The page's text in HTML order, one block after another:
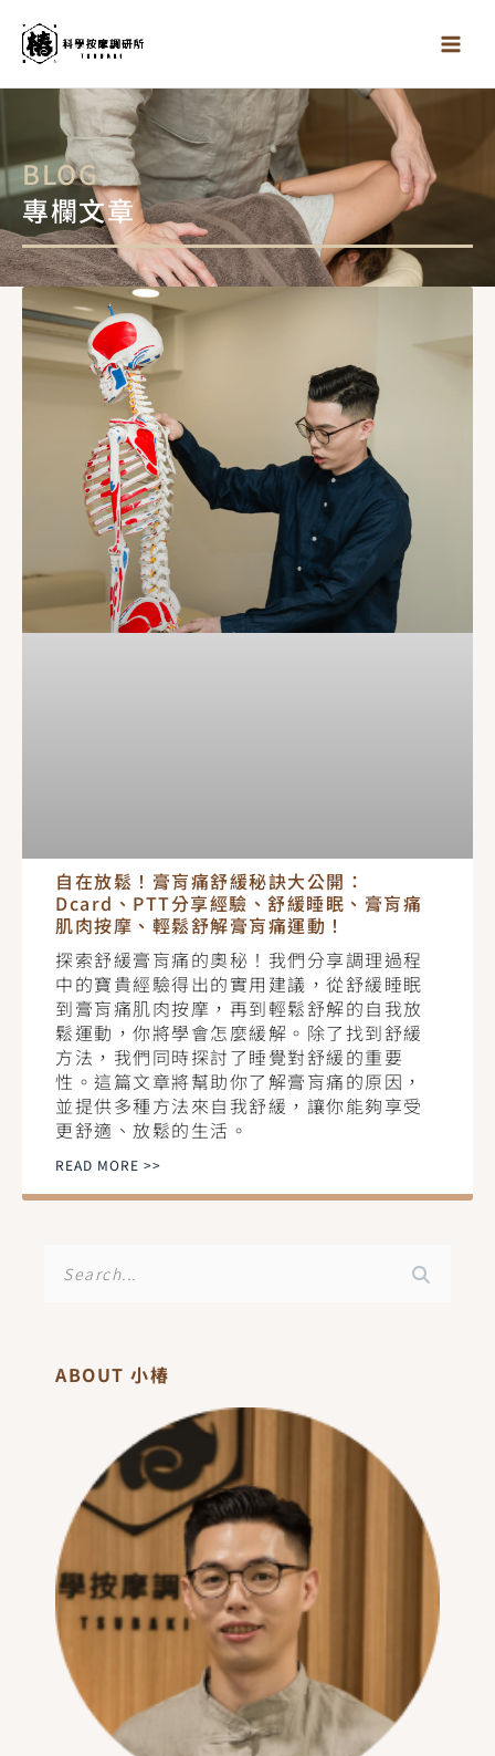
BLOG
專欄文章
自在放鬆！膏肓痛舒緩秘訣大公開：
Dcard、PTT分享經驗、舒緩睡眠、膏肓痛
肌肉按摩、輕鬆舒解膏肓痛運動！
探索舒緩膏肓痛的奧秘！我們分享調理過程
中的寶貴經驗得出的實用建議，從舒緩睡眠
到膏肓痛肌肉按摩，再到輕鬆舒解的自我放
鬆運動，你將學會怎麼緩解。除了找到舒緩
方法，我們同時探討了睡覺對舒緩的重要
性。這篇文章將幫助你了解膏肓痛的原因，
並提供多種方法來自我舒緩，讓你能夠享受
更舒適、放鬆的生活。
READ MORE >>
ABOUT 小椿